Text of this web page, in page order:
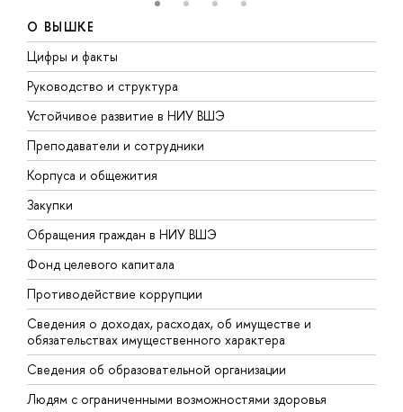
О ВЫШКЕ
Цифры и факты
Руководство и структура
Устойчивое развитие в НИУ ВШЭ
Преподаватели и сотрудники
Корпуса и общежития
Закупки
Обращения граждан в НИУ ВШЭ
Фонд целевого капитала
Противодействие коррупции
Сведения о доходах, расходах, об имуществе и
обязательствах имущественного характера
Сведения об образовательной организации
Людям с ограниченными возможностями здоровья